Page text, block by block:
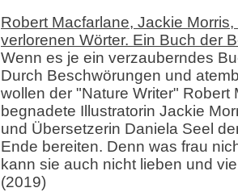
Robert Macfarlane, Jackie
verlorenen Wörter. Ein Buch der
Wenn es je ein verzauberndes
Durch Beschwörungen und
wollen der "Nature Writer" Robert
begnadete Illustratorin Jackie
und Übersetzerin Daniela Seel
Ende bereiten. Denn was frau
kann sie auch nicht lieben und
(2019)